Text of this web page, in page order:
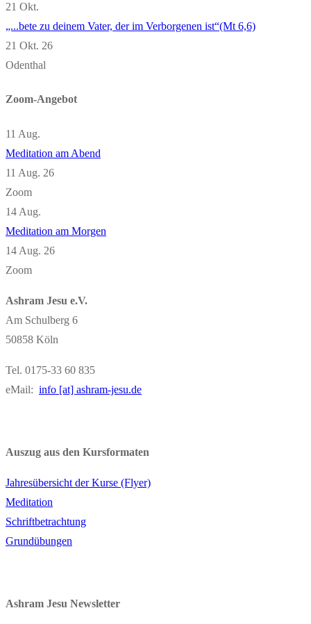
21 Okt.
„...bete zu deinem Vater, der im Verborgenen ist“(Mt 6,6)
21 Okt. 26
Odenthal
Zoom-Angebot
11 Aug.
Meditation am Abend
11 Aug. 26
Zoom
14 Aug.
Meditation am Morgen
14 Aug. 26
Zoom
Ashram Jesu e.V.
Am Schulberg 6
50858 Köln
Tel. 0175-33 60 835
eMail: info [at] ashram-jesu.de
Auszug aus den Kursformaten
Jahresübersicht der Kurse (Flyer)
Meditation
Schriftbetrachtung
Grundübungen
Ashram Jesu Newsletter